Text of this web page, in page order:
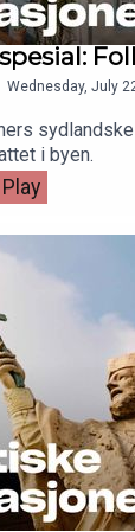
Wednesday, July
i byen.
Play